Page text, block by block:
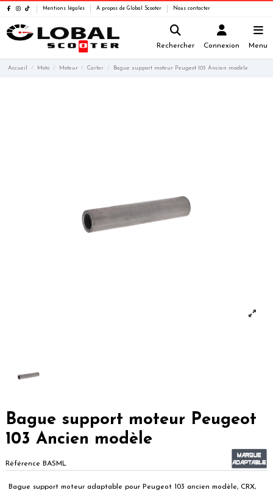
Mentions légales A propos de Global Scooter Nous contacter
Rechercher Connexion Menu
Accueil Moto Moteur Carter Bague support moteur Peugeot 103 Ancien modèle
Bague support moteur Peugeot
103 Ancien modèle
Référence BASML
Bague support moteur adaptable pour Peugeot 103 ancien modèle, CRX,